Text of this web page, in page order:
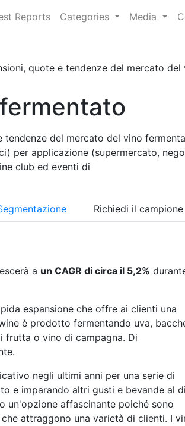
Reports Categories Media
quote e tendenze del mercato
del mercato del vino
per applicazione (supermercato,
club ed eventi di
Richiedi il campione
a un CAGR di circa il 5,2%
espansione che offre ai clienti una
è prodotto fermentando uva,
frutta o vino di campagna. Di
negli ultimi anni per una serie di
e imparando altri gusti e bevande al di
un'opzione affascinante poiché sono
attraggono una varietà di clienti. I